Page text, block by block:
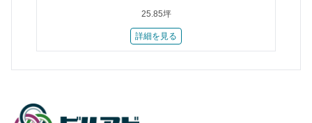
25.85坪
詳細を見る